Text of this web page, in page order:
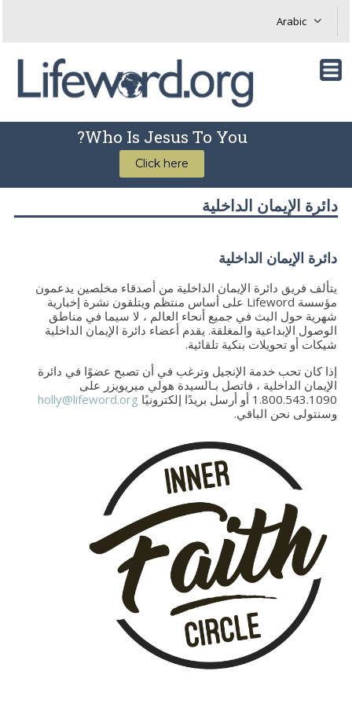
Who Is Jesus To You?
Click here
دائرة الإيمان الداخلية
دائرة الإيمان الداخلية
يتألف فريق دائرة الإيمان الداخلية من أصدقاء مخلصين يدعمون
مؤسسة Lifeword على أساس منتظم ويتلقون نشرة إخبارية
شهرية حول البث في جميع أنحاء العالم ، لا سيما في مناطق
الوصول الإبداعية والمغلقة. يقدم أعضاء دائرة الإيمان الداخلية
شيكات أو تحويلات بنكية تلقائية.
إذا كان تحب خدمة الإنجيل وترغب في أن تصبح عضوًا في دائرة
الإيمان الداخلية ، فاتصل بـالسيدة هولي ميريويزر على
1.800.543.1090 أو أرسل بريدًا إلكترونيًا
holly@lifeword.org
وسنتولى نحن الباقي.